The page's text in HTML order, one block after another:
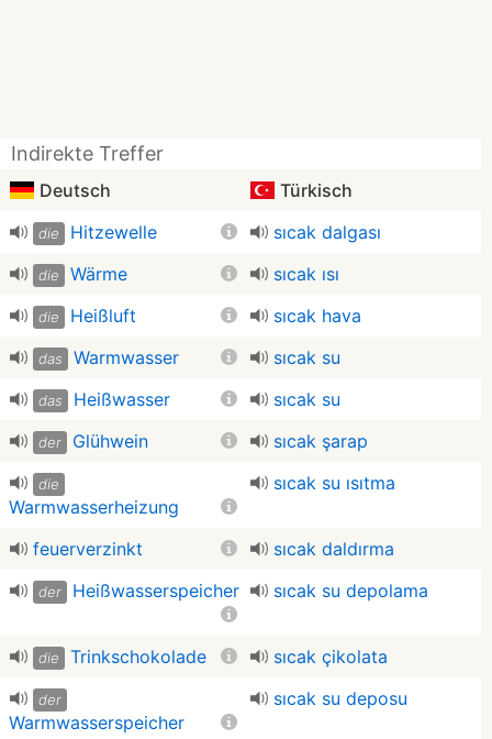
Indirekte Treffer
Deutsch Türkisch
die Hitzewelle sıcak dalgası
die Wärme sıcak ısı
die Heißluft sıcak hava
das Warmwasser sıcak su
das Heißwasser sıcak su
der Glühwein sıcak şarap
die
Warmwasserheizung
sıcak su ısıtma
feuerverzinkt sıcak daldırma
der Heißwasserspeicher sıcak su depolama
die Trinkschokolade sıcak çikolata
der
Warmwasserspeicher
sıcak su deposu